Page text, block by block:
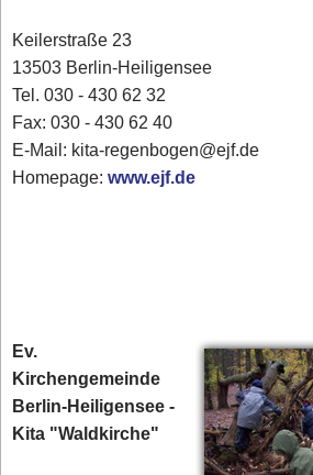
Keilerstraße 23
13503 Berlin-Heiligensee
Tel. 030 - 430 62 32
Fax: 030 - 430 62 40
E-Mail: kita-regenbogen@ejf.de
Homepage:www.ejf.de
Ev.
Kirchengemeinde
Berlin-Heiligensee -
Kita "Waldkirche"